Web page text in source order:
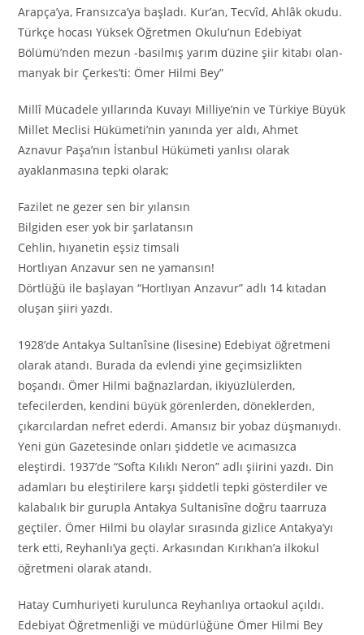
Arapça’ya, Fransızca’ya başladı. Kur’an, Tecvîd, Ahlâk okudu.
Türkçe hocası Yüksek Öğretmen Okulu’nun Edebiyat
Bölümü’nden mezun -basılmış yarım düzine şiir kitabı olan-
manyak bir Çerkes’ti: Ömer Hilmi Bey”
Millî Mücadele yıllarında Kuvayı Milliye’nin ve Türkiye Büyük
Millet Meclisi Hükümeti’nin yanında yer aldı, Ahmet
Aznavur Paşa’nın İstanbul Hükümeti yanlısı olarak
ayaklanmasına tepki olarak;
Fazilet ne gezer sen bir yılansın
Bilgiden eser yok bir şarlatansın
Cehlin, hıyanetin eşsiz timsali
Hortlıyan Anzavur sen ne yamansın!
Dörtlüğü ile başlayan “Hortlıyan Anzavur” adlı 14 kıtadan
oluşan şiiri yazdı.
1928’de Antakya Sultanîsine (lisesine) Edebiyat öğretmeni
olarak atandı. Burada da evlendi yine geçimsizlikten
boşandı. Ömer Hilmi bağnazlardan, ikiyüzlülerden,
tefecilerden, kendini büyük görenlerden, döneklerden,
çıkarcılardan nefret ederdi. Amansız bir yobaz düşmanıydı.
Yeni gün Gazetesinde onları şiddetle ve acımasızca
eleştirdi. 1937’de “Softa Kılıklı Neron” adlı şiirini yazdı. Din
adamları bu eleştirilere karşı şiddetli tepki gösterdiler ve
kalabalık bir gurupla Antakya Sultanisîne doğru taarruza
geçtiler. Ömer Hilmi bu olaylar sırasında gizlice Antakya’yı
terk etti, Reyhanlı’ya geçti. Arkasından Kırıkhan’a ilkokul
öğretmeni olarak atandı.
Hatay Cumhuriyeti kurulunca Reyhanlıya ortaokul açıldı.
Edebiyat Öğretmenliği ve müdürlüğüne Ömer Hilmi Bey